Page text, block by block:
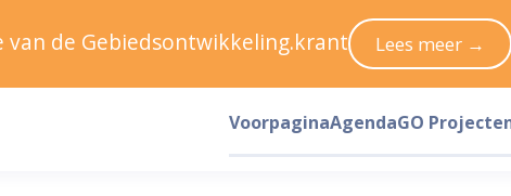
van de Gebiedsontwikkeling.krant Lees meer →
VoorpaginaAgendaGO